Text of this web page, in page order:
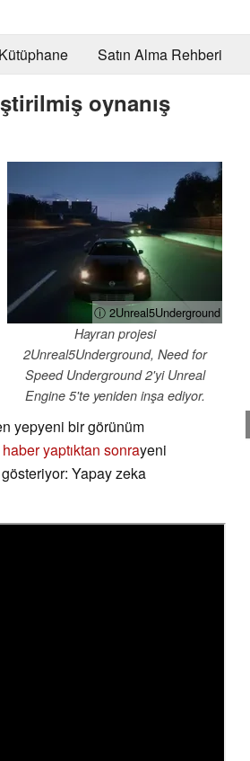
Kütüphane Satın Alma Rehberi
oynanış
ⓘ 2Unreal5Underground
Hayran projesi
2Unreal5Underground, Need for
Speed Underground 2'yi Unreal
Engine 5'te yeniden inşa ediyor.
yepyeni bir görünüm
yaptıktan sonrayeni
Yapay zeka